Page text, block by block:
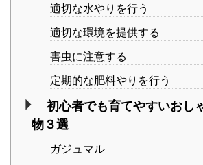
適切な水やりを行う
適切な環境を提供する
害虫に注意する
定期的な肥料やりを行う
初心者でも育てやすいおし
物３選
ガジュマル